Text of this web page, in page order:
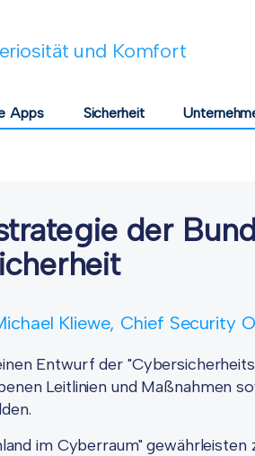
und Komfort
Apps Sicherheit
der
Kliewe, Chief Security
Entwurf der
Leitlinien und Maßnahmen
im Cyberraum"